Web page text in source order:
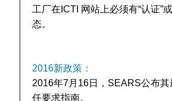
工厂在ICTI 网站上必须有“认证”
态。
2016新政策：
2016年7月16日，SEARS公布
任要求指南。